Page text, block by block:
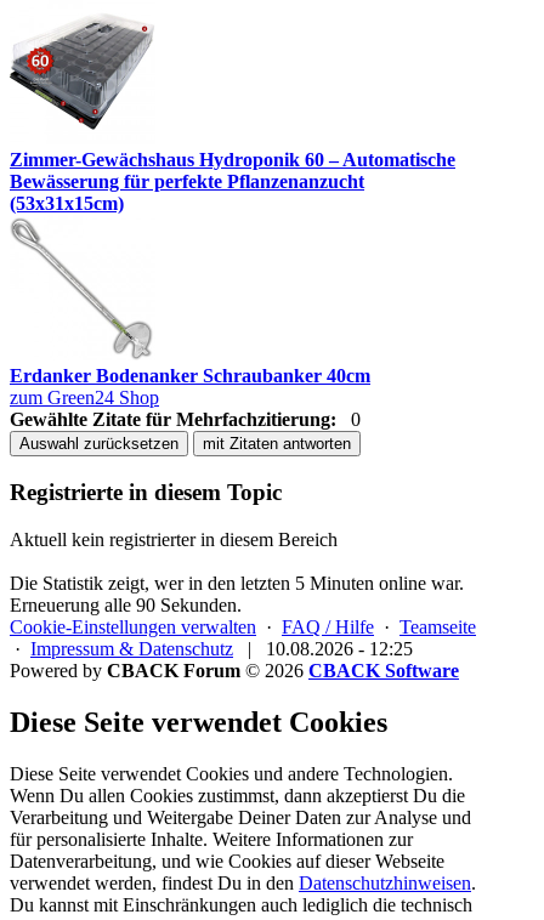
Zimmer-Gewächshaus Hydroponik 60 – Automatische
Bewässerung für perfekte Pflanzenanzucht
(53x31x15cm)
Erdanker Bodenanker Schraubanker 40cm
zum Green24 Shop
Gewählte Zitate für Mehrfachzitierung:
0
Auswahl zurücksetzen mit Zitaten antworten
Registrierte in diesem Topic
Aktuell kein registrierter in diesem Bereich
Die Statistik zeigt, wer in den letzten 5 Minuten online war.
Erneuerung alle 90 Sekunden.
Cookie-Einstellungen verwalten · FAQ / Hilfe · Teamseite
· Impressum & Datenschutz |
10.08.2026 - 12:25
Powered by CBACK Forum © 2026 CBACK Software
Diese Seite verwendet Cookies
Diese Seite verwendet Cookies und andere Technologien.
Wenn Du allen Cookies zustimmst, dann akzeptierst Du die
Verarbeitung und Weitergabe Deiner Daten zur Analyse und
für personalisierte Inhalte. Weitere Informationen zur
Datenverarbeitung, und wie Cookies auf dieser Webseite
verwendet werden, findest Du in den Datenschutzhinweisen.
Du kannst mit Einschränkungen auch lediglich die technisch